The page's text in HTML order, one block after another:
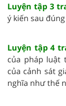
Luyện tập 3
ý kiến sau đúng
Luyện tập 4
của pháp luật
của cảnh sát
nghĩa như thế